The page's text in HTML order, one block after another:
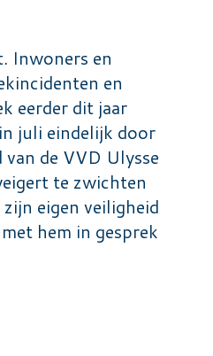
Inwoners en
en
eerder dit jaar
juli eindelijk door
de VVD Ulysse
te zwichten
eigen veiligheid
hem in gesprek